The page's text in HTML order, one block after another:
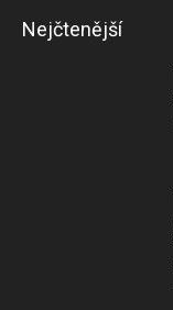
Nejčtenější